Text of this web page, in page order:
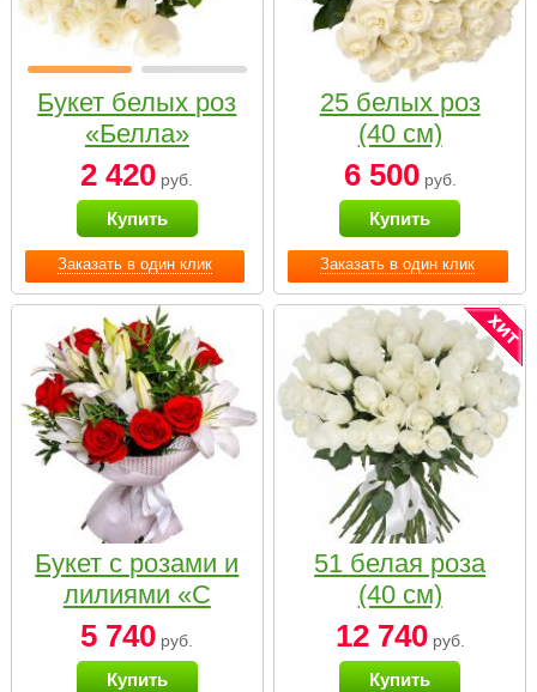
Заказать в один клик
Букет белых роз
«Белла»
2 420 руб.
Купить
Заказать в один клик
25 белых роз
(40 см)
6 500руб.
Купить
Букет с розами и
лилиями «С
наилучшими
пожеланиями»
5 740 руб.
Купить
51 белая роза
(40 см)
12 740руб.
Купить